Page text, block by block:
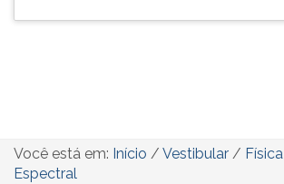
Você está em: Início / Vestibular / Física
Espectral